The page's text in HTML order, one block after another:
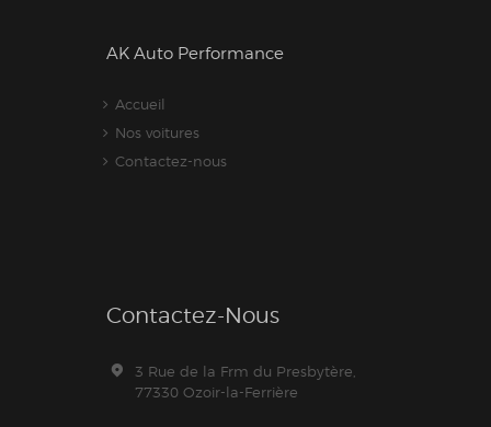
AK Auto Performance
Accueil
Nos voitures
Contactez-nous
Contactez-Nous
3 Rue de la Frm du Presbytère,
77330 Ozoir-la-Ferrière